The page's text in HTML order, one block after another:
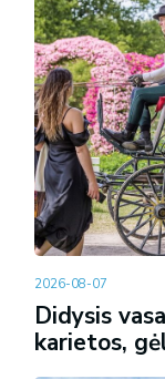
2026-08-07
Didysis
karietos,